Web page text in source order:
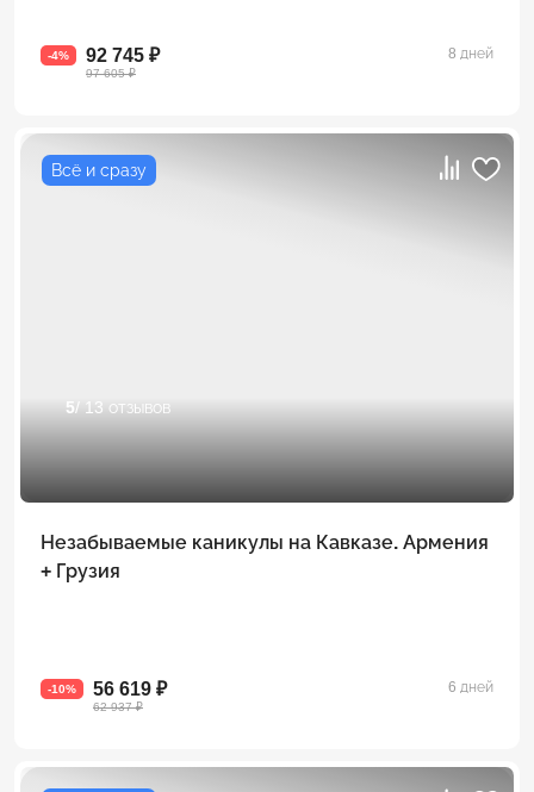
-4% 92 745 ₽
97 605 ₽
8 дней
Всё и сразу
5/ 13 отзывов
Незабываемые каникулы на Кавказе. Армения
+ Грузия
-10% 56 619 ₽
62 937 ₽
6 дней